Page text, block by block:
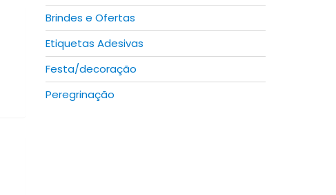
Brindes e Ofertas
Etiquetas Adesivas
Festa/decoração
Peregrinação